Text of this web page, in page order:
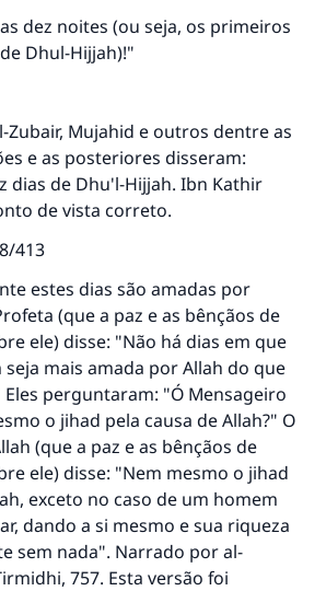
dez noites (ou seja, os primeiros
Dhul-Hijjah)!"
Zubair, Mujahid e outros dentre as
e as posteriores disseram:
dias de Dhu'l-Hijjah. Ibn Kathir
de vista correto.
413
estes dias são amadas por
(que a paz e as bênçãos de
ele) disse: "Não há dias em que
mais amada por Allah do que
Eles perguntaram: "Ó Mensageiro
o jihad pela causa de Allah?" O
(que a paz e as bênçãos de
ele) disse: "Nem mesmo o jihad
exceto no caso de um homem
dando a si mesmo e sua riqueza
sem nada". Narrado por al-
757. Esta versão foi